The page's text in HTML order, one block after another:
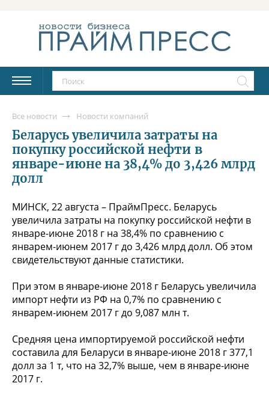
Все новости Новости компаний
Беларусь увеличила затраты на
покупку российской нефти в
январе-июне на 38,4% до 3,426 млрд
долл
МИНСК, 22 августа – ПраймПресс. Беларусь
увеличила затраты на покупку российской нефти в
январе-июне 2018 г на 38,4% по сравнению с
январем-июнем 2017 г до 3,426 млрд долл. Об этом
свидетельствуют данные статистики.
При этом в январе-июне 2018 г Беларусь увеличила
импорт нефти из РФ на 0,7% по сравнению с
январем-июнем 2017 г до 9,087 млн т.
Средняя цена импортируемой российской нефти
составила для Беларуси в январе-июне 2018 г 377,1
долл за 1 т, что на 32,7% выше, чем в январе-июне
2017 г.